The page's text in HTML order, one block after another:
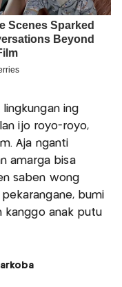
ing
ijo royo-royo,
Aja nganti
amarga bisa
saben wong
bumi
kanggo anak putu